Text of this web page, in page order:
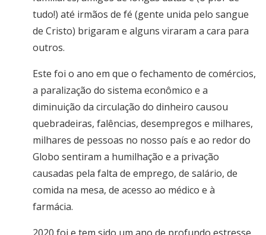
tudo!) até irmãos de fé (gente unida pelo sangue
de Cristo) brigaram e alguns viraram a cara para
outros.
Este foi o ano em que o fechamento de comércios,
a paralização do sistema econômico e a
diminuição da circulação do dinheiro causou
quebradeiras, falências, desempregos e milhares,
milhares de pessoas no nosso país e ao redor do
Globo sentiram a humilhação e a privação
causadas pela falta de emprego, de salário, de
comida na mesa, de acesso ao médico e à
farmácia.